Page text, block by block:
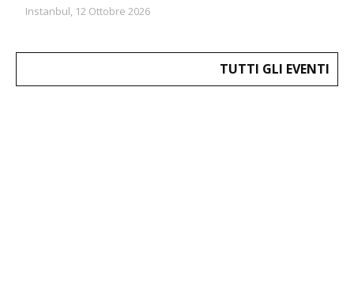
Instanbul, 12 Ottobre 2026
TUTTI GLI EVENTI